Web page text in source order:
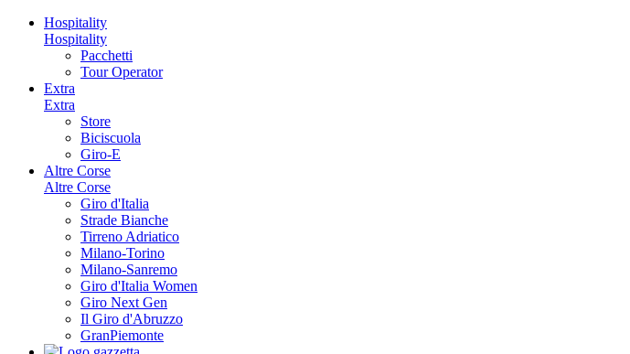
Hospitality
Hospitality
Pacchetti
Tour Operator
Extra
Extra
Store
Biciscuola
Giro-E
Altre Corse
Altre Corse
Giro d'Italia
Strade Bianche
Tirreno Adriatico
Milano-Torino
Milano-Sanremo
Giro d'Italia Women
Giro Next Gen
Il Giro d'Abruzzo
GranPiemonte